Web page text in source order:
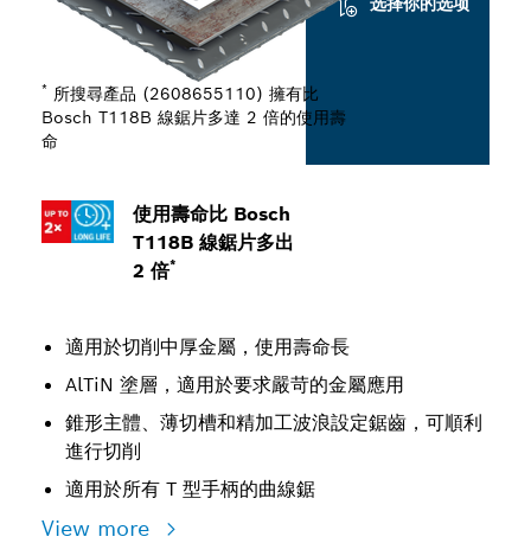
使用壽命比 Bosch
T118B 線鋸片多出
2 倍*
適用於切削中厚金屬，使用壽命長
AlTiN 塗層，適用於要求嚴苛的金屬應用
錐形主體、薄切槽和精加工波浪設定鋸齒，可順利
進行切削
適用於所有 T 型手柄的曲線鋸
View more
* 所搜尋產品 (2608655110) 擁有比
Bosch T118B 線鋸片多達 2 倍的使用壽
命